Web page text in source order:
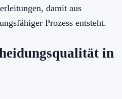
damit aus
Prozess entsteht.
in